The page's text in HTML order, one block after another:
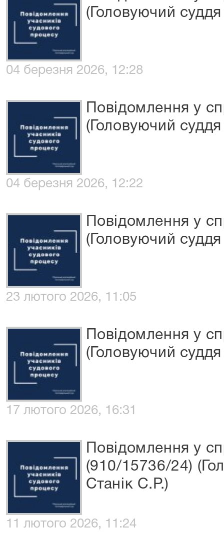
(Головуючий
04 березня 2026, 12:28
Повідомлення у
(Головуючий
04 березня 2026, 12:22
Повідомлення у
(Головуючий
23 лютого 2026, 11:05
Повідомлення у
(Головуючий
17 лютого 2026, 16:31
Повідомлення у
(910/15736/24)
Станік С.Р.)
11 лютого 2026, 11:24